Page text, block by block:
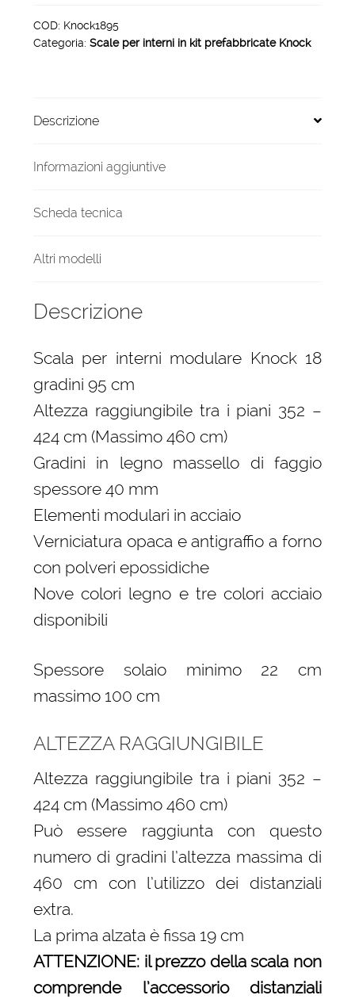
Knock
18
quantità
COD: Knock1895
Categoria: Scale per interni in kit prefabbricate Knock
Descrizione
Informazioni aggiuntive
Scheda tecnica
Altri modelli
Descrizione
Scala per interni modulare Knock 18
gradini 95 cm
Altezza raggiungibile tra i piani 352 –
424 cm (Massimo 460 cm)
Gradini in legno massello di faggio
spessore 40 mm
Elementi modulari in acciaio
Verniciatura opaca e antigraffio a forno
con polveri epossidiche
Nove colori legno e tre colori acciaio
disponibili
Spessore solaio minimo 22 cm
massimo 100 cm
ALTEZZA RAGGIUNGIBILE
Altezza raggiungibile tra i piani 352 –
424 cm (Massimo 460 cm)
Può essere raggiunta con questo
numero di gradini l’altezza massima di
460 cm con l’utilizzo dei distanziali
extra.
La prima alzata è fissa 19 cm
ATTENZIONE: il prezzo della scala non
comprende l’accessorio distanziali